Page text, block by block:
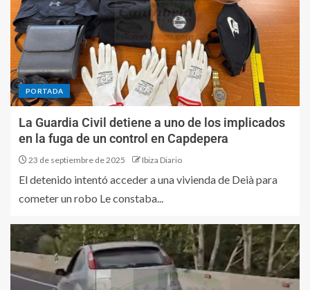
PORTADA
La Guardia Civil detiene a uno de los implicados
en la fuga de un control en Capdepera
23 de septiembre de 2025 Ibiza Diario
El detenido intentó acceder a una vivienda de Deià para
cometer un robo Le constaba...